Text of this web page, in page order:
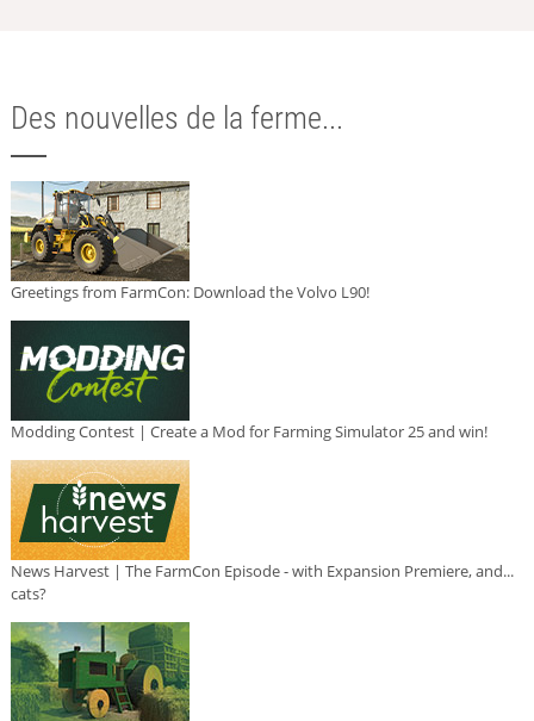
Des nouvelles de la ferme...
Greetings from FarmCon: Download the Volvo L90!
Modding Contest | Create a Mod for Farming Simulator 25 and win!
News Harvest | The FarmCon Episode - with Expansion Premiere, and...
cats?